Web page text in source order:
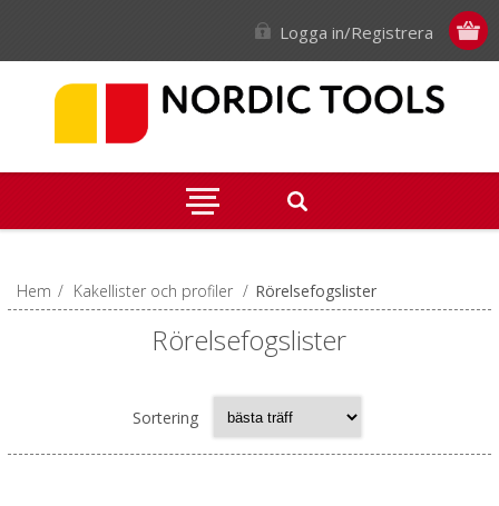
Logga in/Registrera
Hem / Kakellister och profiler / Rörelsefogslister
Rörelsefogslister
Sortering